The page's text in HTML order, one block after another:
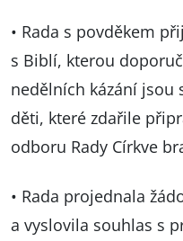
• Rada s povděkem
s Biblí, kterou
nedělních kázání jsou
děti, které zdařile
odboru Rady Církve
• Rada projednala
a vyslovila souhlas s